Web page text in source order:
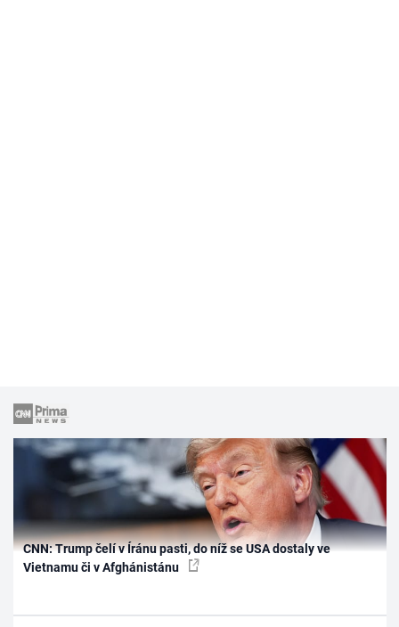
CNN: Trump čelí v Íránu pasti, do níž se USA dostaly ve
Vietnamu či v Afghánistánu